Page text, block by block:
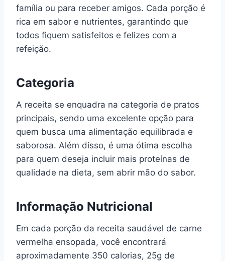
família ou para receber amigos. Cada porção é
rica em sabor e nutrientes, garantindo que
todos fiquem satisfeitos e felizes com a
refeição.
Categoria
A receita se enquadra na categoria de pratos
principais, sendo uma excelente opção para
quem busca uma alimentação equilibrada e
saborosa. Além disso, é uma ótima escolha
para quem deseja incluir mais proteínas de
qualidade na dieta, sem abrir mão do sabor.
Informação Nutricional
Em cada porção da receita saudável de carne
vermelha ensopada, você encontrará
aproximadamente 350 calorias, 25g de